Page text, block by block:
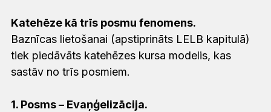
Katehēze kā trīs posmu fenomens.
Baznīcas lietošanai (apstiprināts LELB kapitulā)
tiek piedāvāts katehēzes kursa modelis, kas
sastāv no trīs posmiem.
1. Posms – Evaņģelizācija.